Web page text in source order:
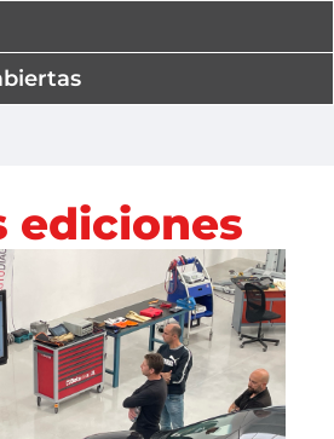
ediciones